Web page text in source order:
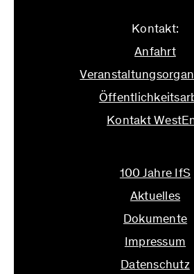
Kontakt:
Anfahrt
Kontakt
100 Jahre IfS
Aktuelles
Dokumente
Impressum
Datenschutz